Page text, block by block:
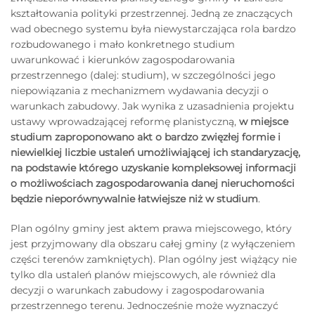
kształtowania polityki przestrzennej. Jedną ze znaczących
wad obecnego systemu była niewystarczająca rola bardzo
rozbudowanego i mało konkretnego studium
uwarunkować i kierunków zagospodarowania
przestrzennego (dalej: studium), w szczególności jego
niepowiązania z mechanizmem wydawania decyzji o
warunkach zabudowy. Jak wynika z uzasadnienia projektu
ustawy wprowadzającej reformę planistyczną, w miejsce
studium zaproponowano akt o bardzo zwięzłej formie i
niewielkiej liczbie ustaleń umożliwiającej ich standaryzację,
na podstawie którego uzyskanie kompleksowej informacji
o możliwościach zagospodarowania danej nieruchomości
będzie nieporównywalnie łatwiejsze niż w studium.
Plan ogólny gminy jest aktem prawa miejscowego, który
jest przyjmowany dla obszaru całej gminy (z wyłączeniem
części terenów zamkniętych). Plan ogólny jest wiążący nie
tylko dla ustaleń planów miejscowych, ale również dla
decyzji o warunkach zabudowy i zagospodarowania
przestrzennego terenu. Jednocześnie może wyznaczyć